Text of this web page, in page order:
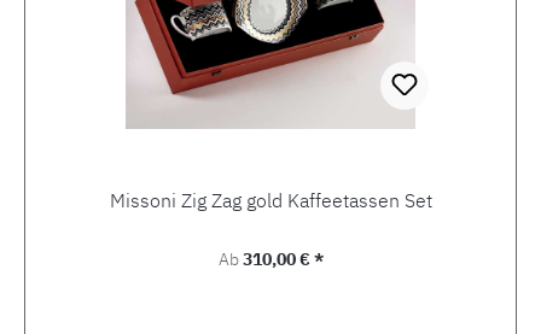
Missoni Zig Zag gold Kaffeetassen Set
Regulärer Preis:
Ab310,00 € *